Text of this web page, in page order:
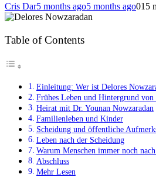
Cris Dar5 months ago5 months ago015
Table of Contents
Einleitung: Wer ist Delores
Frühes Leben und Hintergrund von
Heirat mit Dr. Younan Nowzaradan
Familienleben und Kinder
Scheidung und öffentliche
Leben nach der Scheidung
Warum Menschen immer noch
Abschluss
Mehr Lesen